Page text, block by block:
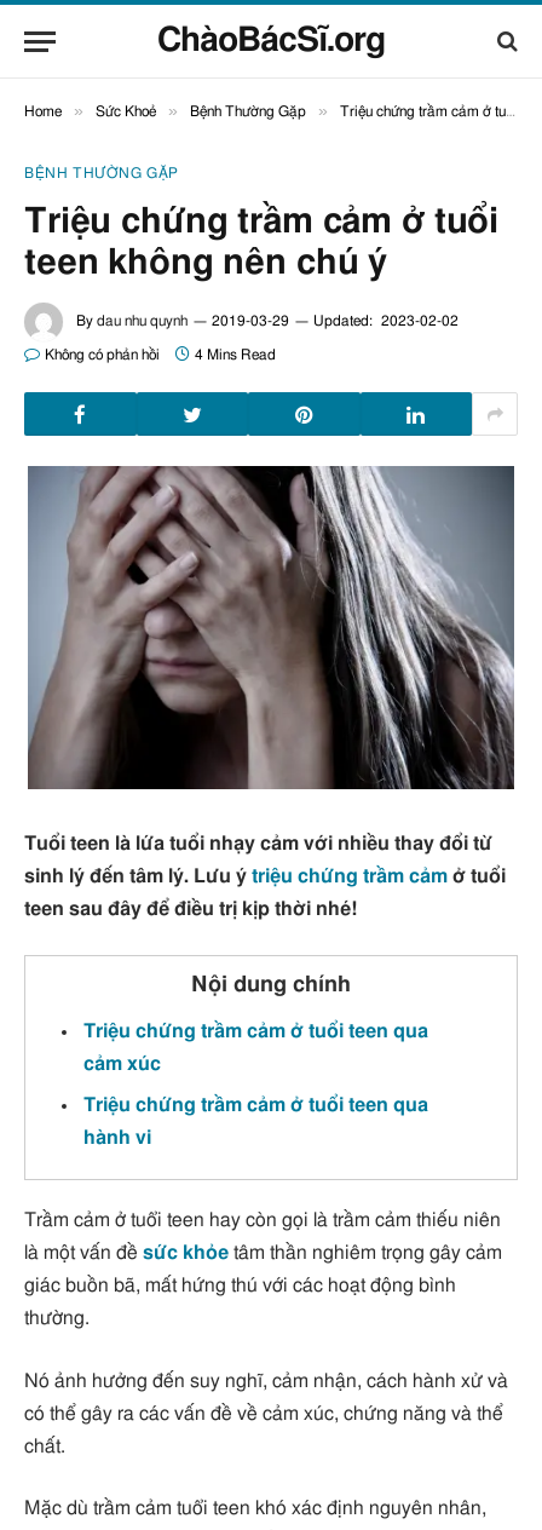
ChàoBácSĩ.org
Home » Sức Khoẻ » Bệnh Thường Gặp » Triệu chứng trầm cảm ở tuổi teen không nên chú ý
BỆNH THƯỜNG GẶP
Triệu chứng trầm cảm ở tuổi
teen không nên chú ý
By dau nhu quynh 2019-03-29 Updated: 2023-02-02
Không có phản hồi 4 Mins Read
Tuổi teen là lứa tuổi nhạy cảm với nhiều thay đổi từ
sinh lý đến tâm lý. Lưu ý triệu chứng trầm cảm ở tuổi
teen sau đây để điều trị kịp thời nhé!
Nội dung chính
Triệu chứng trầm cảm ở tuổi teen qua
cảm xúc
Triệu chứng trầm cảm ở tuổi teen qua
hành vi
Trầm cảm ở tuổi teen hay còn gọi là trầm cảm thiếu niên
là một vấn đề sức khỏe tâm thần nghiêm trọng gây cảm
giác buồn bã, mất hứng thú với các hoạt động bình
thường.
Nó ảnh hưởng đến suy nghĩ, cảm nhận, cách hành xử và
có thể gây ra các vấn đề về cảm xúc, chứng năng và thể
chất.
Mặc dù trầm cảm tuổi teen khó xác định nguyên nhân,